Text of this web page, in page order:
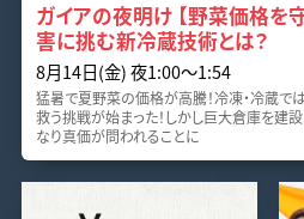
ガイアの夜明け 【野菜価格を
害に挑む新冷蔵技術とは？
8月14日(金) 夜1:00〜1:54
猛暑で夏野菜の価格が高騰！冷凍・冷蔵で
救う挑戦が始まった！しかし巨大倉庫を建
なり真価が問われることに